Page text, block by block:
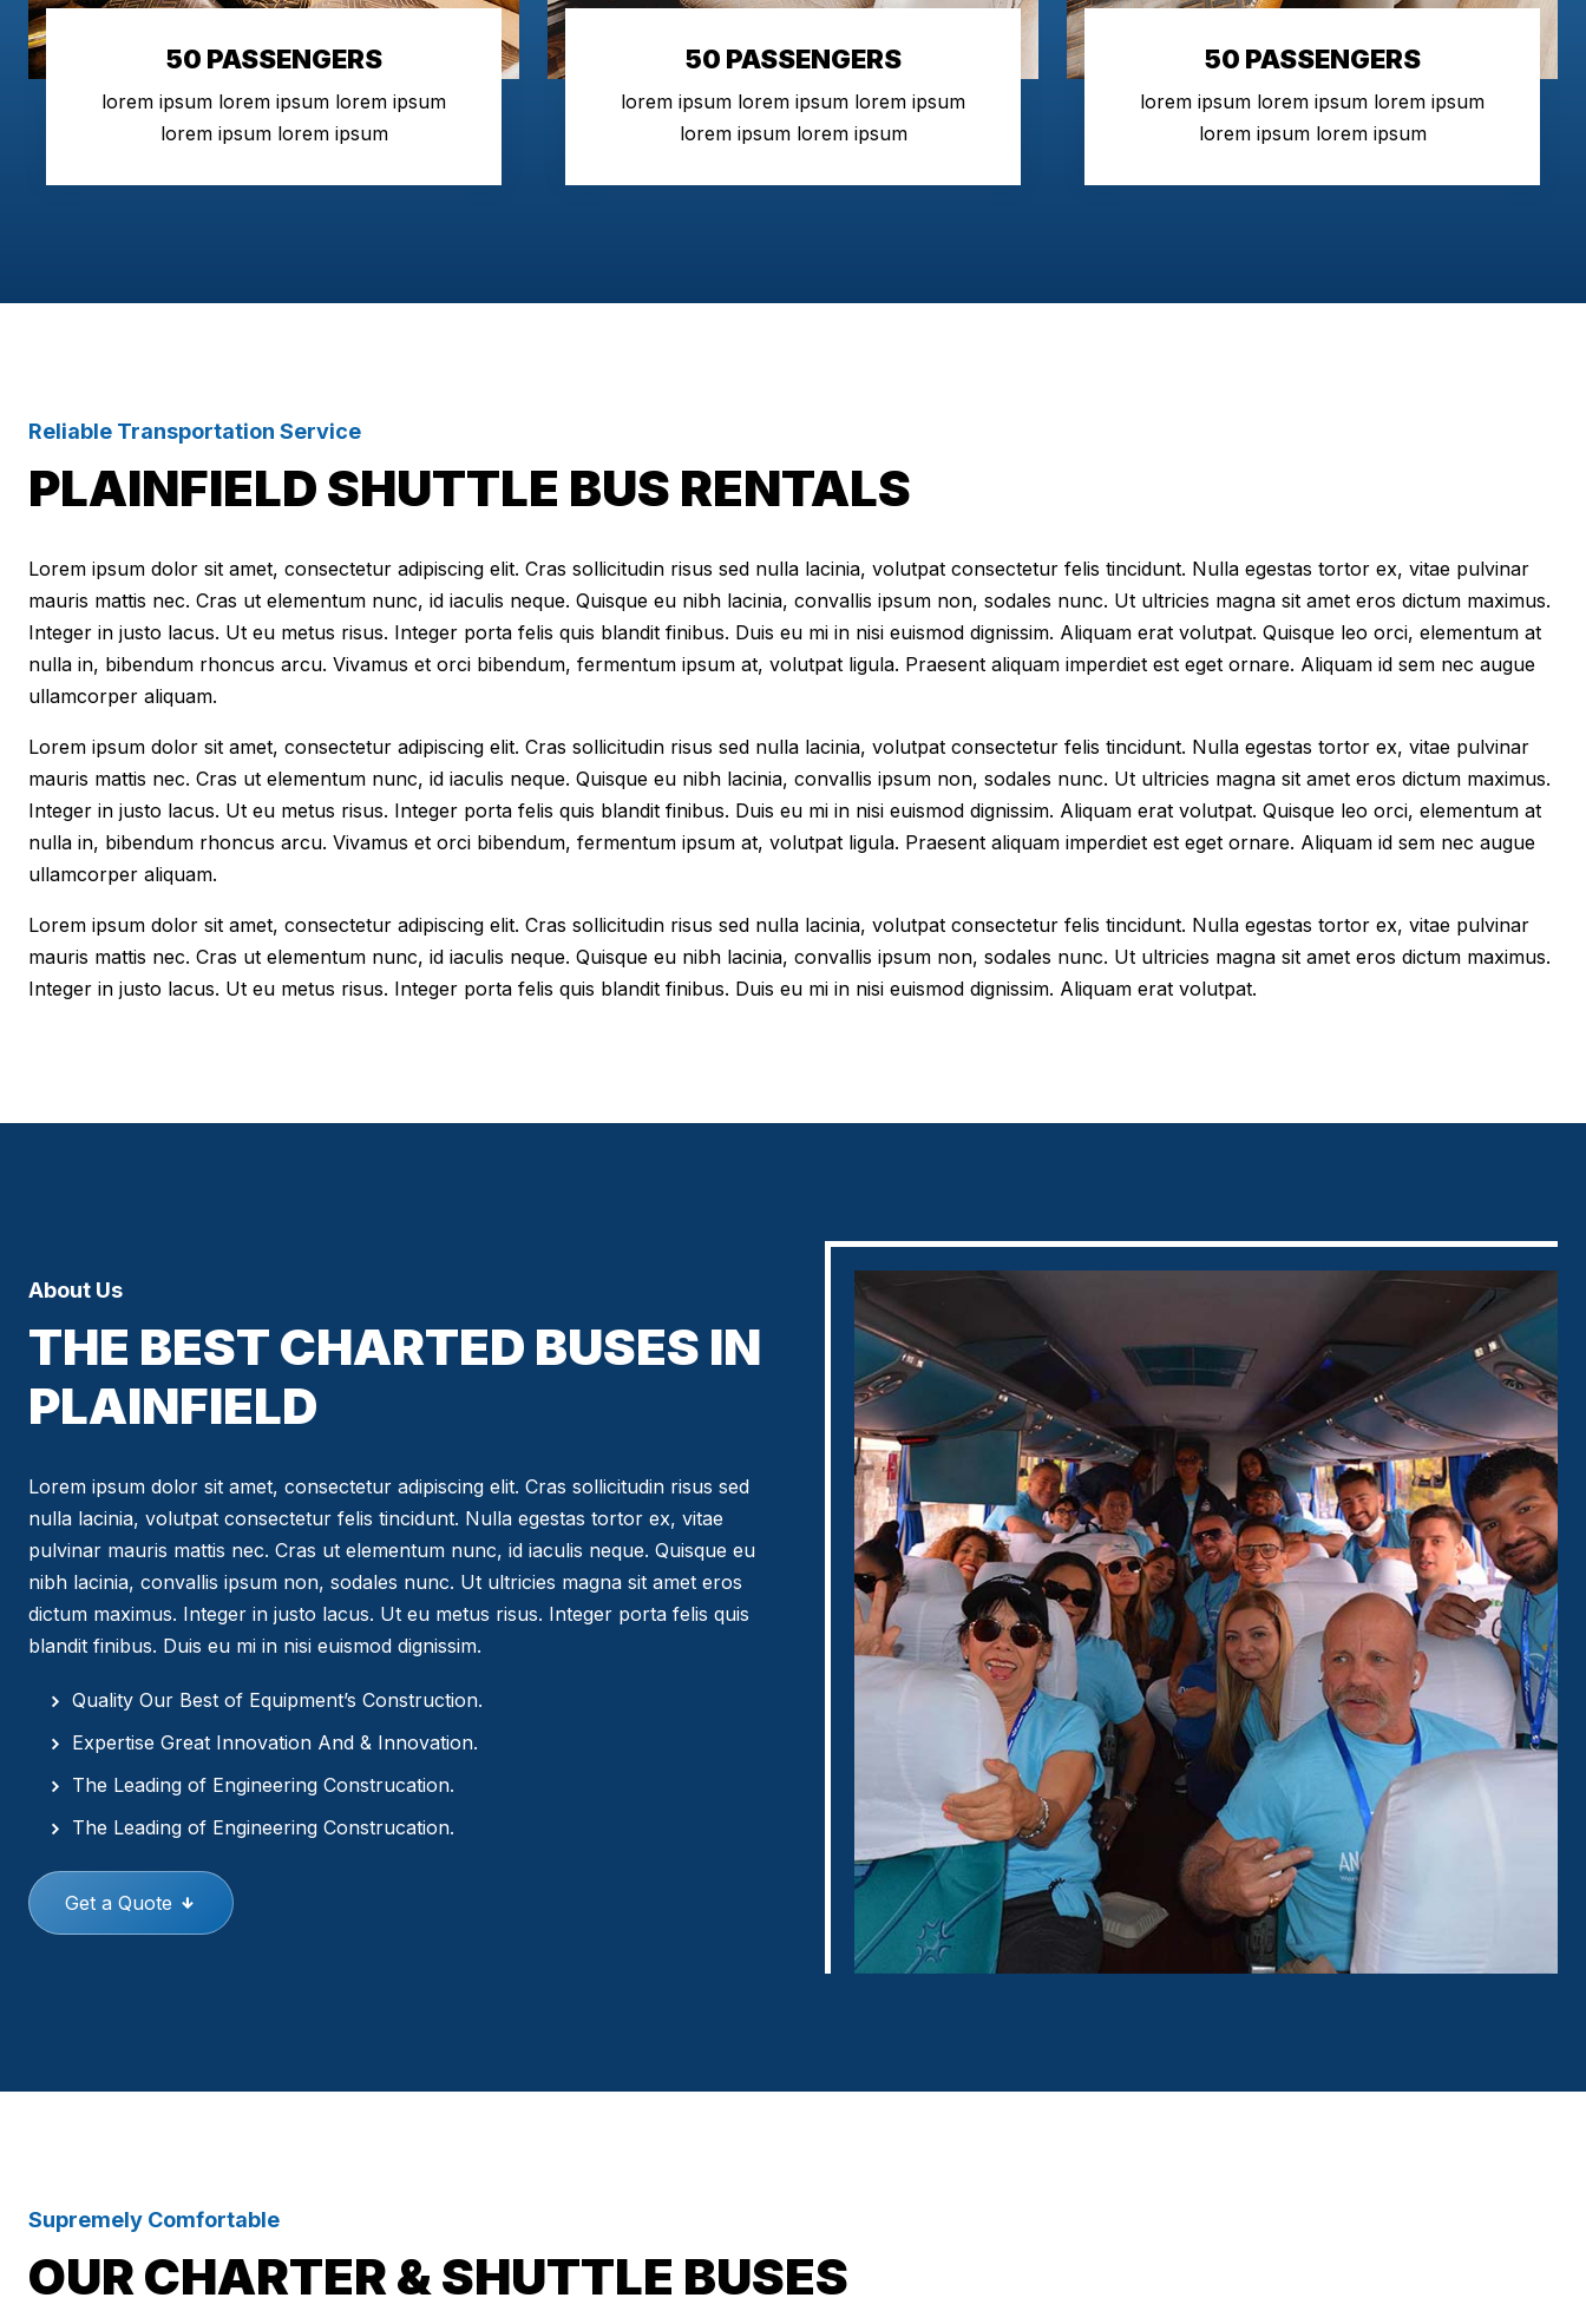
50 PASSENGERS
lorem ipsum lorem ipsum lorem ipsum
lorem ipsum lorem ipsum
50 PASSENGERS
lorem ipsum lorem ipsum lorem ipsum
lorem ipsum lorem ipsum
50 PASSENGERS
lorem ipsum lorem ipsum lorem ipsum
lorem ipsum lorem ipsum
Reliable Transportation Service
PLAINFIELD SHUTTLE BUS RENTALS
Lorem ipsum dolor sit amet, consectetur adipiscing elit. Cras sollicitudin risus sed nulla lacinia, volutpat consectetur felis tincidunt. Nulla egestas tortor ex, vitae pulvinar
mauris mattis nec. Cras ut elementum nunc, id iaculis neque. Quisque eu nibh lacinia, convallis ipsum non, sodales nunc. Ut ultricies magna sit amet eros dictum maximus.
Integer in justo lacus. Ut eu metus risus. Integer porta felis quis blandit finibus. Duis eu mi in nisi euismod dignissim. Aliquam erat volutpat. Quisque leo orci, elementum at
nulla in, bibendum rhoncus arcu. Vivamus et orci bibendum, fermentum ipsum at, volutpat ligula. Praesent aliquam imperdiet est eget ornare. Aliquam id sem nec augue
ullamcorper aliquam.
Lorem ipsum dolor sit amet, consectetur adipiscing elit. Cras sollicitudin risus sed nulla lacinia, volutpat consectetur felis tincidunt. Nulla egestas tortor ex, vitae pulvinar
mauris mattis nec. Cras ut elementum nunc, id iaculis neque. Quisque eu nibh lacinia, convallis ipsum non, sodales nunc. Ut ultricies magna sit amet eros dictum maximus.
Integer in justo lacus. Ut eu metus risus. Integer porta felis quis blandit finibus. Duis eu mi in nisi euismod dignissim. Aliquam erat volutpat. Quisque leo orci, elementum at
nulla in, bibendum rhoncus arcu. Vivamus et orci bibendum, fermentum ipsum at, volutpat ligula. Praesent aliquam imperdiet est eget ornare. Aliquam id sem nec augue
ullamcorper aliquam.
Lorem ipsum dolor sit amet, consectetur adipiscing elit. Cras sollicitudin risus sed nulla lacinia, volutpat consectetur felis tincidunt. Nulla egestas tortor ex, vitae pulvinar
mauris mattis nec. Cras ut elementum nunc, id iaculis neque. Quisque eu nibh lacinia, convallis ipsum non, sodales nunc. Ut ultricies magna sit amet eros dictum maximus.
Integer in justo lacus. Ut eu metus risus. Integer porta felis quis blandit finibus. Duis eu mi in nisi euismod dignissim. Aliquam erat volutpat.
About Us
THE BEST CHARTED BUSES IN
PLAINFIELD
Lorem ipsum dolor sit amet, consectetur adipiscing elit. Cras sollicitudin risus sed
nulla lacinia, volutpat consectetur felis tincidunt. Nulla egestas tortor ex, vitae
pulvinar mauris mattis nec. Cras ut elementum nunc, id iaculis neque. Quisque eu
nibh lacinia, convallis ipsum non, sodales nunc. Ut ultricies magna sit amet eros
dictum maximus. Integer in justo lacus. Ut eu metus risus. Integer porta felis quis
blandit finibus. Duis eu mi in nisi euismod dignissim.
Quality Our Best of Equipment’s Construction.
Expertise Great Innovation And & Innovation.
The Leading of Engineering Construcation.
The Leading of Engineering Construcation.
Get a Quote
Supremely Comfortable
OUR CHARTER & SHUTTLE BUSES